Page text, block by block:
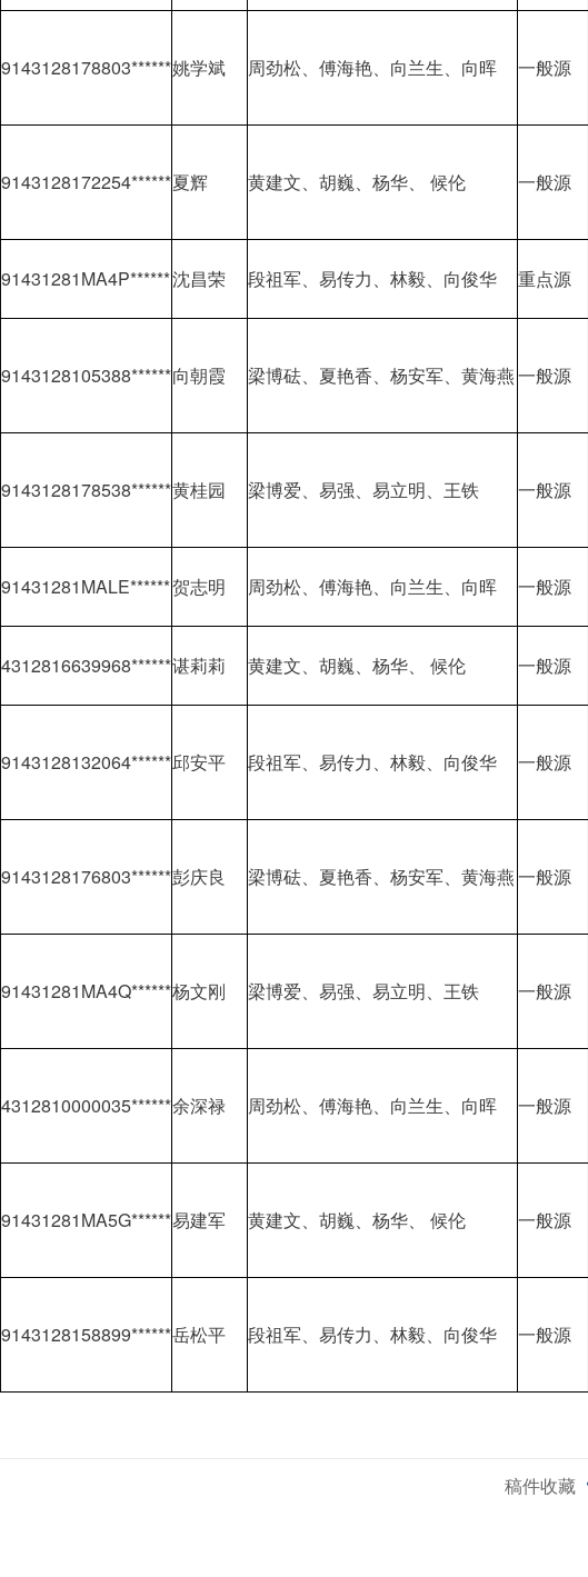
9143128178803******姚学斌 周劲松、傅海艳、向兰生、向晖 一般源
9143128172254******夏辉 黄建文、胡巍、杨华、 候伦 一般源
91431281MA4P******沈昌荣 段祖军、易传力、林毅、向俊华 重点源
9143128105388******向朝霞 梁博砝、夏艳香、杨安军、黄海燕一般源
9143128178538******黄桂园 梁博爱、易强、易立明、王铁 一般源
91431281MALE******贺志明 周劲松、傅海艳、向兰生、向晖 一般源
4312816639968******谌莉莉 黄建文、胡巍、杨华、 候伦 一般源
9143128132064******邱安平 段祖军、易传力、林毅、向俊华 一般源
9143128176803******彭庆良 梁博砝、夏艳香、杨安军、黄海燕一般源
91431281MA4Q******杨文刚 梁博爱、易强、易立明、王铁 一般源
4312810000035******余深禄 周劲松、傅海艳、向兰生、向晖 一般源
91431281MA5G******易建军 黄建文、胡巍、杨华、 候伦 一般源
9143128158899******岳松平 段祖军、易传力、林毅、向俊华 一般源
稿件收藏